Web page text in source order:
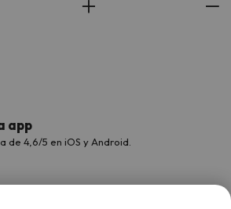
app
de 4,6/5 en iOS y Android.